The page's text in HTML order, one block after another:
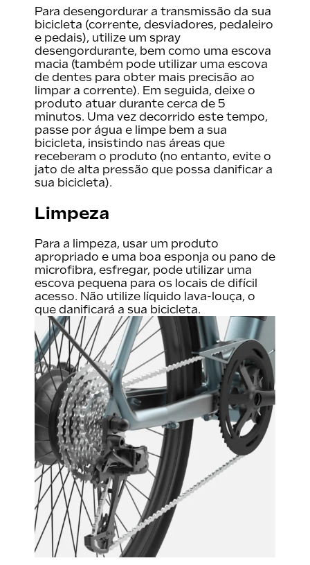
Para desengordurar a transmissão da sua
bicicleta (corrente, desviadores, pedaleiro
e pedais), utilize um spray
desengordurante, bem como uma escova
macia (também pode utilizar uma escova
de dentes para obter mais precisão ao
limpar a corrente). Em seguida, deixe o
produto atuar durante cerca de 5
minutos. Uma vez decorrido este tempo,
passe por água e limpe bem a sua
bicicleta, insistindo nas áreas que
receberam o produto (no entanto, evite o
jato de alta pressão que possa danificar a
sua bicicleta).
Limpeza
Para a limpeza, usar um produto
apropriado e uma boa esponja ou pano de
microfibra, esfregar, pode utilizar uma
escova pequena para os locais de difícil
acesso. Não utilize líquido lava-louça, o
que danificará a sua bicicleta.